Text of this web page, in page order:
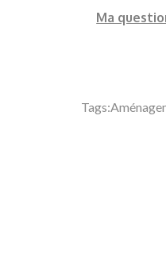
Ma
Tags: